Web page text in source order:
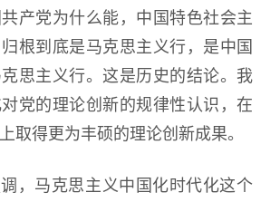
产党为什么能，中国特色社会主
根到底是马克思主义行，是中国
思主义行。这是历史的结论。我
党的理论创新的规律性认识，在
取得更为丰硕的理论创新成果。
，马克思主义中国化时代化这个